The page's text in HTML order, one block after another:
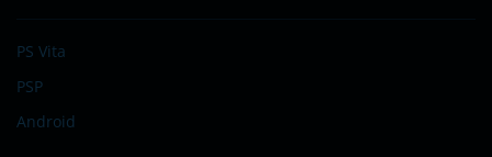
PS Vita
PSP
Android